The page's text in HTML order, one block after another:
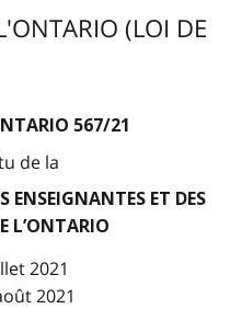
(LOI DE
567/21
de la
ENSEIGNANTES ET DES
L’ONTARIO
2021
2021